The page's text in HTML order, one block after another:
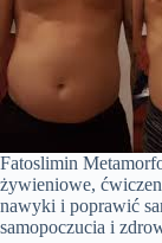
Fatoslimin
żywieniowe,
nawyki i poprawić
samopoczucia i